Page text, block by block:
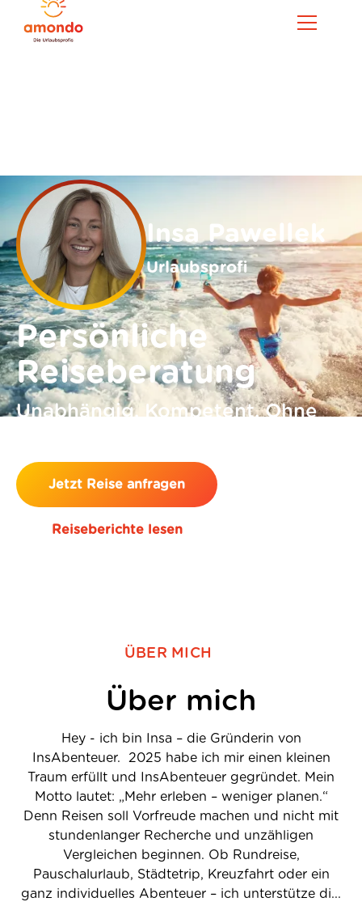
Persönliche
Reiseberatung
Unabhängig. Kompetent. Ohne
Jetzt Reise anfragen
Reiseberichte lesen
Insa Pawellek
Urlaubsprofi
ÜBER MICH
Über mich
Hey - ich bin Insa – die Gründerin von
InsAbenteuer. 2025 habe ich mir einen kleinen
Traum erfüllt und InsAbenteuer gegründet. Mein
Motto lautet: „Mehr erleben – weniger planen.“
Denn Reisen soll Vorfreude machen und nicht mit
stundenlanger Recherche und unzähligen
Vergleichen beginnen. Ob Rundreise,
Pauschalurlaub, Städtetrip, Kreuzfahrt oder ein
ganz individuelles Abenteuer – ich unterstütze di...